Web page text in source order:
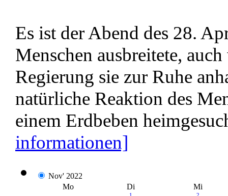
Es ist der Abend des 28.
Menschen ausbreitete,
Regierung sie zur Ruhe
natürliche Reaktion des
einem Erdbeben
informationen]
Nov' 2022
Mo
Di Mi